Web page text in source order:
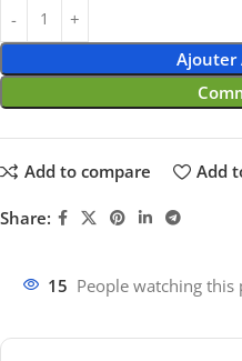
Ajouter
Add to compare Add
Share:
15 People watching this